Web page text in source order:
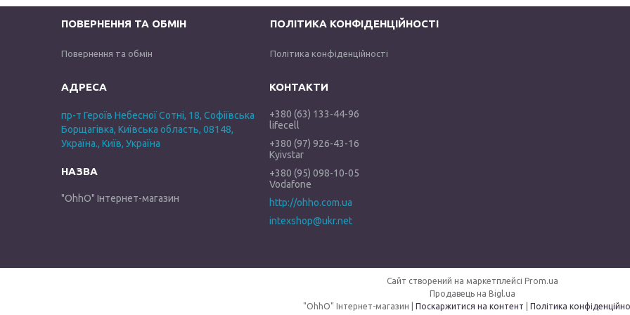
ПОВЕРНЕННЯ ТА ОБМІН
Повернення та обмін
ПОЛІТИКА КОНФІДЕНЦІЙНОСТІ
Політика конфіденційності
пр-т Героїв Небесної Сотні, 18, Софіївська
Борщагівка, Київська область, 08148,
Україна., Київ, Україна
"OhhO" Інтернет-магазин
+380 (63) 133-44-96
lifecell
+380 (97) 926-43-16
Kyivstar
+380 (95) 098-10-05
Vodafone
http://ohho.com.ua
intexshop@ukr.net
Сайт створений на маркетплейсі Prom.ua
Продавець на Bigl.ua
Поскаржитися на контент Політика